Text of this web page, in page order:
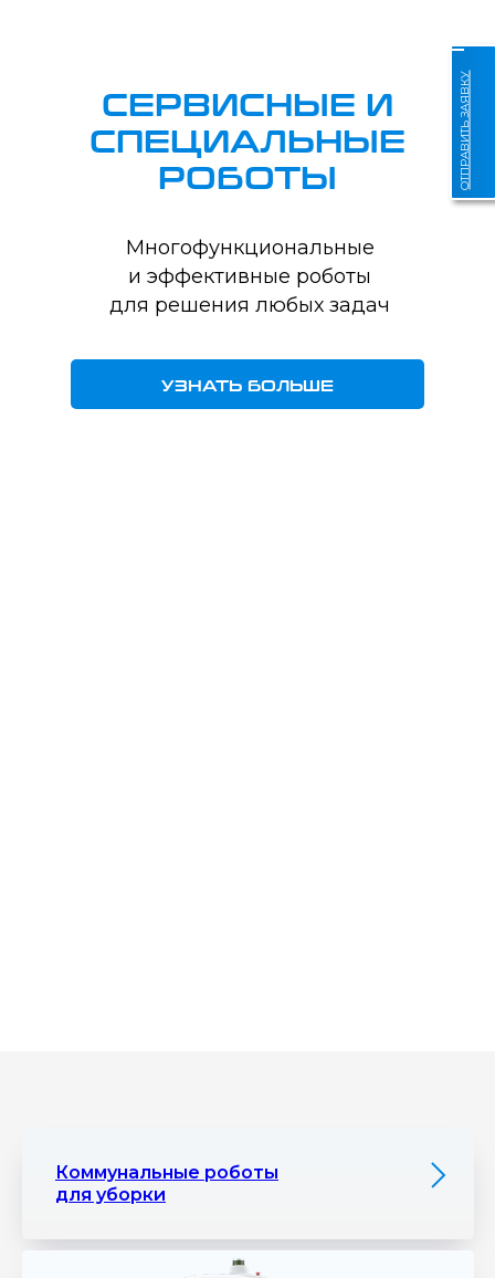
ОТПРАВИТЬ ЗАЯВКУ
СЕРВИСНЫЕ И
СПЕЦИАЛЬНЫЕ
РОБОТЫ
Многофункциональные
и эффективные роботы
для решения любых задач
УЗНАТЬ БОЛЬШЕ
Коммунальные роботы
для уборки